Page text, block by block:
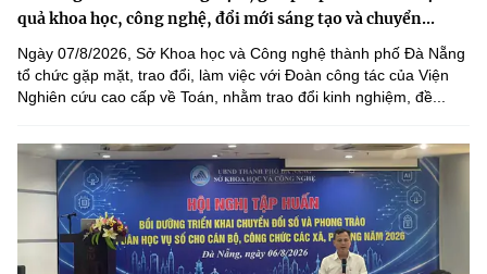
quả khoa học, công nghệ, đổi mới sáng tạo và chuyển...
Ngày 07/8/2026, Sở Khoa học và Công nghệ thành phố Đà Nẵng
tổ chức gặp mặt, trao đổi, làm việc với Đoàn công tác của Viện
Nghiên cứu cao cấp về Toán, nhằm trao đổi kinh nghiệm, đề...